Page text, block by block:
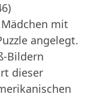
mit
angelegt.
Bildern
dieser